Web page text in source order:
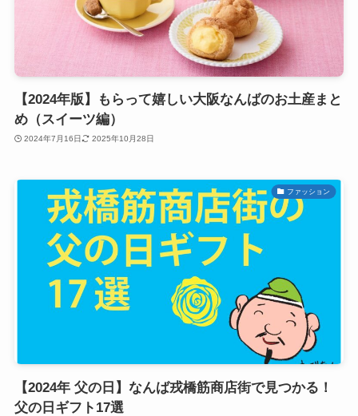
【2024年版】もらって嬉しい大阪なんばのお土産まと
め（スイーツ編）
2024年7月16日 2025年10月28日
ファッション
【2024年 父の日】なんば戎橋筋商店街で見つかる！
父の日ギフト17選